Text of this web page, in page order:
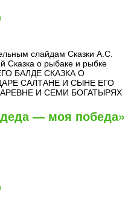
слайдам Сказки А.С.
Сказка о рыбаке и рыбке
БАЛДЕ СКАЗКА О
САЛТАНЕ И СЫНЕ ЕГО
И СЕМИ БОГАТЫРЯХ
— моя победа»